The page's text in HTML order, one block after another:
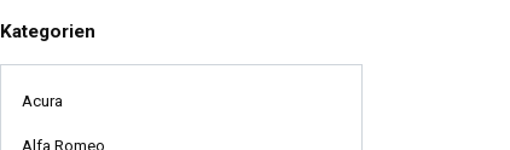
Kategorien
Acura
Alfa Romeo